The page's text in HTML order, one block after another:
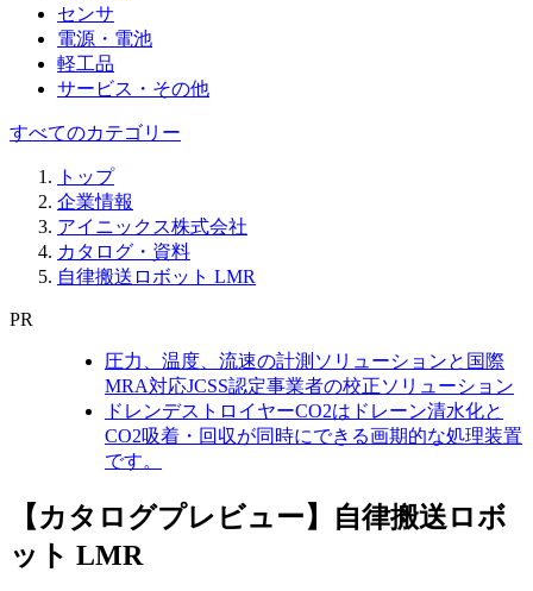
センサ
電源・電池
軽工品
サービス・その他
すべてのカテゴリー
トップ
企業情報
アイニックス株式会社
カタログ・資料
自律搬送ロボット LMR
PR
圧力、温度、流速の計測ソリューションと国際
MRA対応JCSS認定事業者の校正ソリューション
ドレンデストロイヤーCO2はドレーン清水化と
CO2吸着・回収が同時にできる画期的な処理装置
です。
【カタログプレビュー】自律搬送ロボ
ット LMR